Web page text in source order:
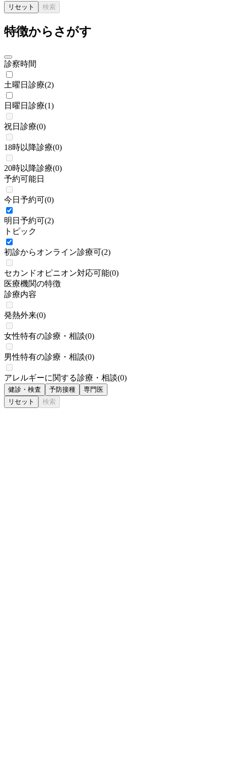
リセット 検索
特徴からさがす
診察時間
土曜日診療(2)
日曜日診療(1)
祝日診療(0)
18時以降診療(0)
20時以降診療(0)
予約可能日
今日予約可(0)
明日予約可(2)
トピック
初診からオンライン診療可(2)
セカンドオピニオン対応可能(0)
医療機関の特徴
診療内容
発熱外来(0)
女性特有の診療・相談(0)
男性特有の診療・相談(0)
アレルギーに関する診療・相談(0)
健診・検査 予防接種
専門医
リセット
検索